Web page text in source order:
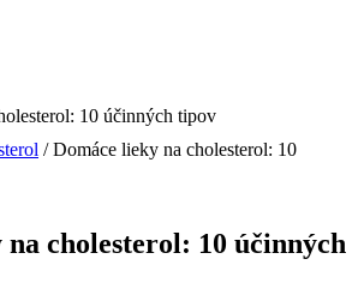
/ Domáce lieky na cholesterol: 10
cholesterol: 10 účinných